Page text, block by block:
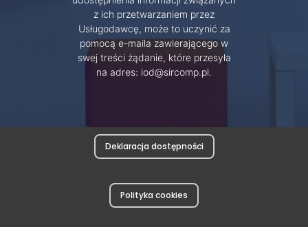
z ich przetwarzaniem przez
Usługodawcę, może to uczynić za
pomocą e-maila zawierającego w
swej treści żądanie, które przesyła
na adres: iod@sircomp.pl.
Deklaracja dostępności
Polityka cookies